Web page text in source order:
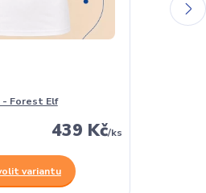
- Forest Elf
439 Kč/ks
variantu